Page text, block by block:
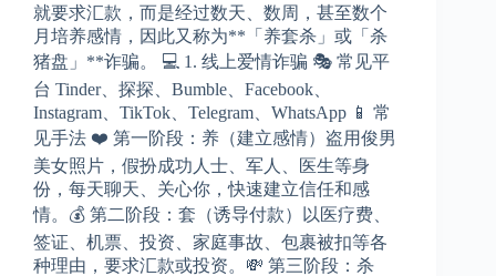
就要求汇款，而是经过数天、数周，甚至数个
月培养感情，因此又称为**「养套杀」或「杀
猪盘」**诈骗。 💻 1. 线上爱情诈骗 🎭 常见平
台 Tinder、探探、Bumble、Facebook、
Instagram、TikTok、Telegram、WhatsApp 📱 常
见手法 ❤️ 第一阶段：养（建立感情）盗用俊男
美女照片，假扮成功人士、军人、医生等身
份，每天聊天、关心你，快速建立信任和感
情。💰 第二阶段：套（诱导付款）以医疗费、
签证、机票、投资、家庭事故、包裹被扣等各
种理由，要求汇款或投资。💸 第三阶段：杀